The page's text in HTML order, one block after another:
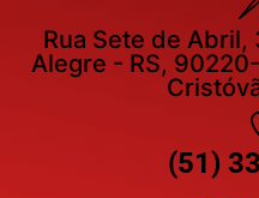
Rua Sete de
Alegre - RS,
(51)